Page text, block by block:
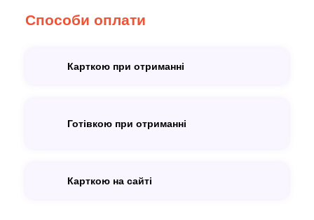
Способи оплати
Карткою при отриманні
Готівкою при отриманні
Карткою на сайті